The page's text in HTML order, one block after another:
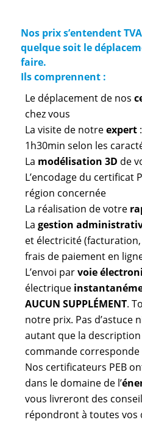
Nos prix s’entendent
quelque soit le
faire.
Ils comprennent :
Le déplacement de nos
chez vous
La visite de notreexpert
1h30min selon les
La modélisation 3D de
L’encodage du certificat
région concernée
La réalisation de votre
La gestion
et électricité
frais de paiement en
L’envoi parvoie
électrique
AUCUN SUPPLÉMENT.
notre prix. Pas d’astuce
autant que la
commande corresponde
Nos certificateurs PEB
dans le domaine de l’
vous livreront des
répondront à toutes vos